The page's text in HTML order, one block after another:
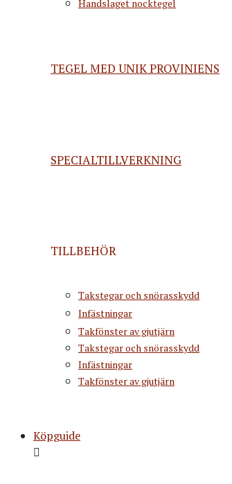
Handslaget nocktegel
TEGEL MED UNIK PROVINIENS
SPECIALTILLVERKNING
TILLBEHÖR
Takstegar och snörasskydd
Infästningar
Takfönster av gjutjärn
Takstegar och snörasskydd
Infästningar
Takfönster av gjutjärn
Köpguide